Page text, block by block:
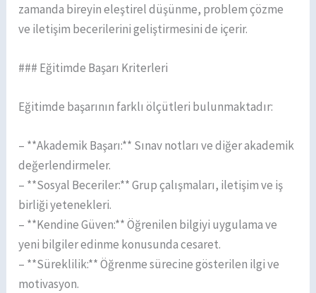
zamanda bireyin eleştirel düşünme, problem çözme
ve iletişim becerilerini geliştirmesini de içerir.
### Eğitimde Başarı Kriterleri
Eğitimde başarının farklı ölçütleri bulunmaktadır:
– **Akademik Başarı:** Sınav notları ve diğer akademik
değerlendirmeler.
– **Sosyal Beceriler:** Grup çalışmaları, iletişim ve iş
birliği yetenekleri.
– **Kendine Güven:** Öğrenilen bilgiyi uygulama ve
yeni bilgiler edinme konusunda cesaret.
– **Süreklilik:** Öğrenme sürecine gösterilen ilgi ve
motivasyon.